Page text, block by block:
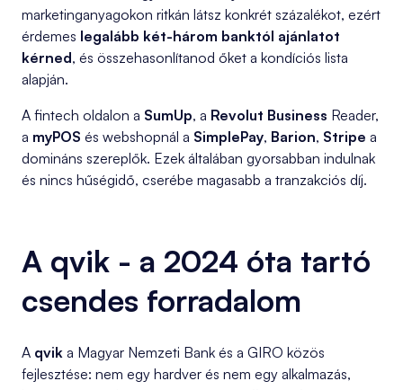
marketinganyagokon ritkán látsz konkrét százalékot, ezért
érdemes legalább két-három banktól ajánlatot
kérned, és összehasonlítanod őket a kondíciós lista
alapján.
A fintech oldalon a SumUp, a Revolut Business Reader,
a myPOS és webshopnál a SimplePay, Barion, Stripe a
domináns szereplők. Ezek általában gyorsabban indulnak
és nincs hűségidő, cserébe magasabb a tranzakciós díj.
A qvik - a 2024 óta tartó
csendes forradalom
A qvik a Magyar Nemzeti Bank és a GIRO közös
fejlesztése: nem egy hardver és nem egy alkalmazás,